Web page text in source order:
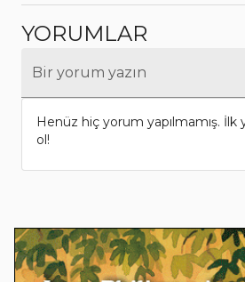
YORUMLAR
Bir yorum yazın
Henüz hiç yorum yapılmamış.
ol!